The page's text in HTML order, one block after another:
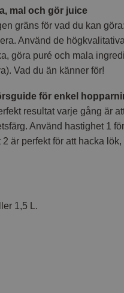
mal och gör juice
gräns för vad du kan
Använd de
göra puré och mala
Vad du än känner för!
för enkel
resultat varje gång är
Använd hastighet 1
är perfekt för att hacka
1,5 L.